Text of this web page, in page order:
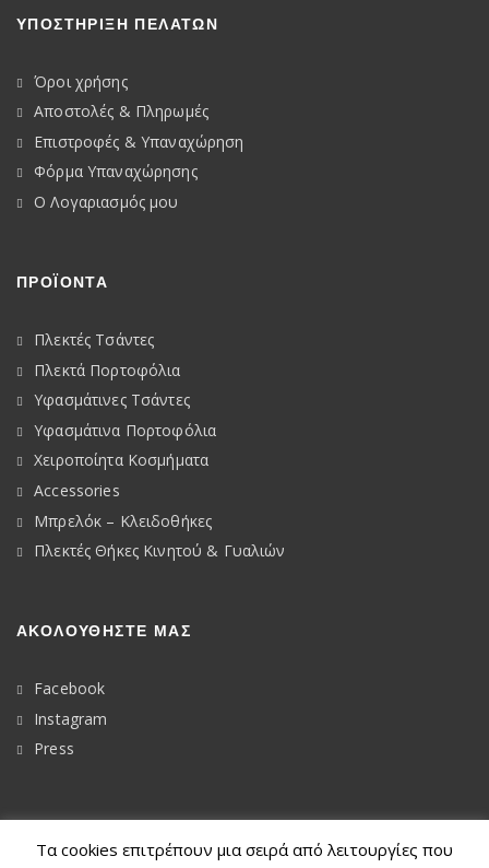
ΥΠΟΣΤΗΡΙΞΗ ΠΕΛΑΤΩΝ
Όροι χρήσης
Αποστολές & Πληρωμές
Επιστροφές & Υπαναχώρηση
Φόρμα Υπαναχώρησης
Ο Λογαριασμός μου
ΠΡΟΪΟΝΤΑ
Πλεκτές Τσάντες
Πλεκτά Πορτοφόλια
Υφασμάτινες Τσάντες
Υφασμάτινα Πορτοφόλια
Χειροποίητα Κοσμήματα
Accessories
Μπρελόκ – Κλειδοθήκες
Πλεκτές Θήκες Κινητού & Γυαλιών
ΑΚΟΛΟΥΘΉΣΤΕ ΜΑΣ
Facebook
Instagram
Press
Τα cookies επιτρέπουν μια σειρά από λειτουργίες που